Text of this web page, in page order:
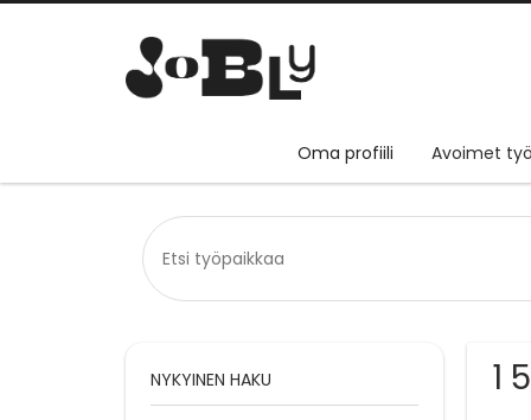
Oma profiili Avoimet
1
NYKYINEN HAKU